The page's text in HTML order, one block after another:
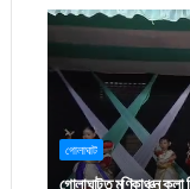
গোলাঘাট
গোলাঘাটত মণিকাঞ্চন কলা